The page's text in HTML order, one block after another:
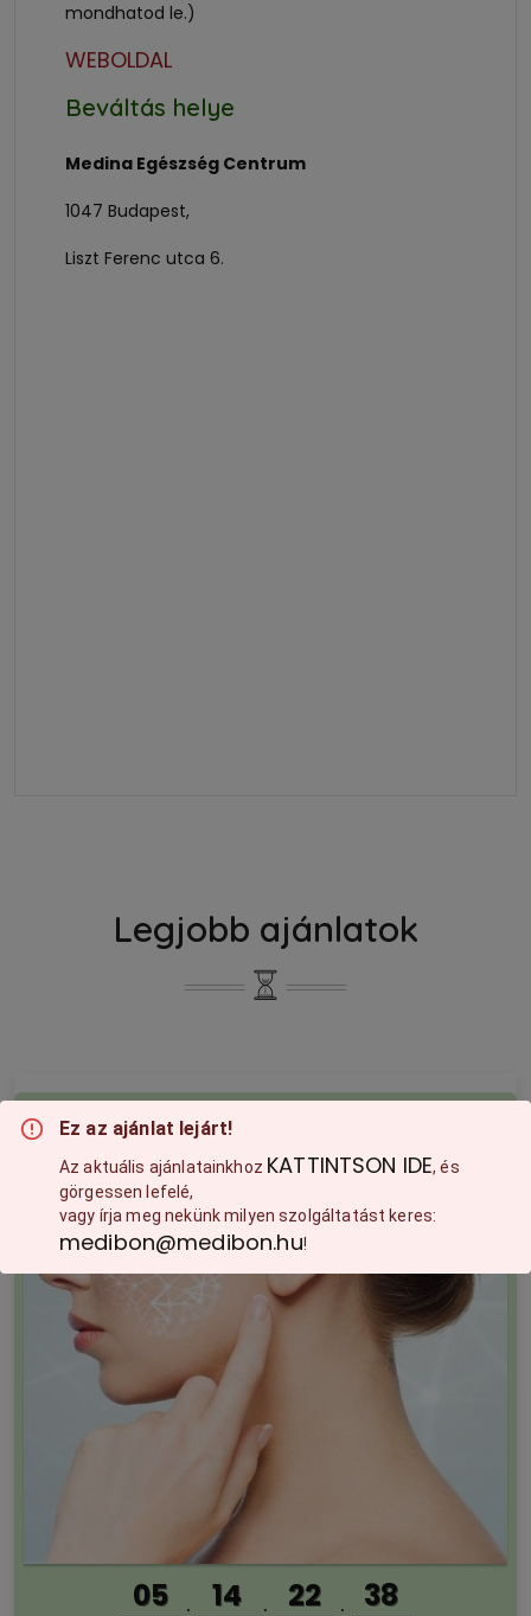
Ez az ajánlat lejárt!
Az aktuális ajánlatainkhoz KATTINTSON IDE, és
görgessen lefelé,
vagy írja meg nekünk milyen szolgáltatást keres:
medibon@medibon.hu!
mondhatod le.)
WEBOLDAL
Beváltás helye
Medina Egészség Centrum
1047 Budapest,
Liszt Ferenc utca 6.
Legjobb ajánlatok
05 14 22 37